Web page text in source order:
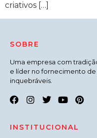
criativos […]
SOBRE
Uma empresa com
e líder no fornecimento de
inquebráveis.
INSTITUCIONAL